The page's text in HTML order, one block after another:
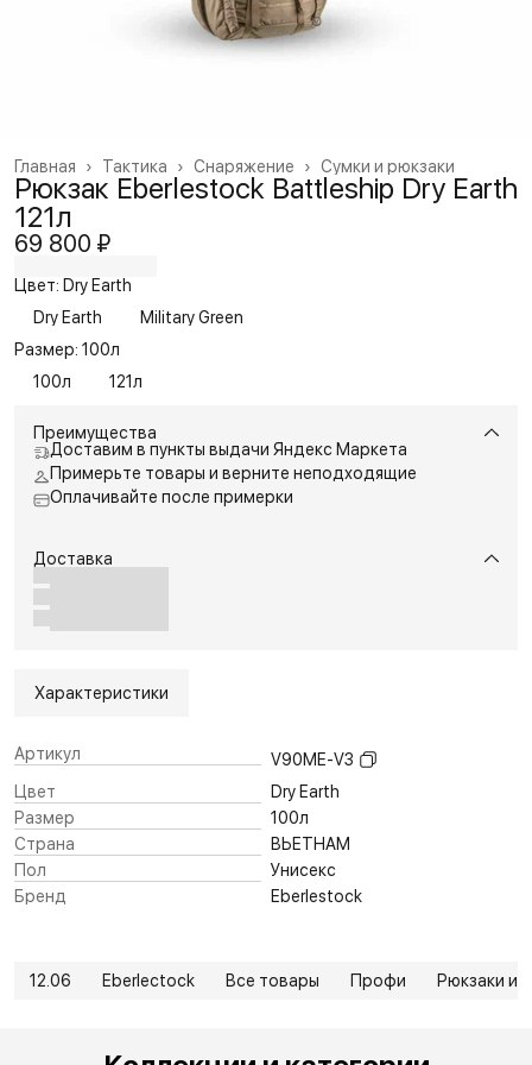
Сумки и рюкзаки
Снаряжение ›
Тактика ›
Главная ›
Рюкзак Eberlestock Battleship Dry Earth
121л
69 800 ₽
Цвет: Dry Earth
Dry Earth
Military Green
Размер: 100л
100л
121л
Преимущества
Доставим в пункты выдачи Яндекс Маркета
Примерьте товары и верните неподходящие
Оплачивайте после примерки
Доставка
Характеристики
Артикул
V90ME-V3
Цвет
Dry Earth
Размер
100л
Страна
ВЬЕТНАМ
Пол
Унисекс
Бренд
Eberlestock
12.06 Eberlectock Все товары Профи Рюкзаки и